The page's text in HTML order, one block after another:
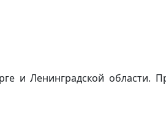
и Ленинградской области.